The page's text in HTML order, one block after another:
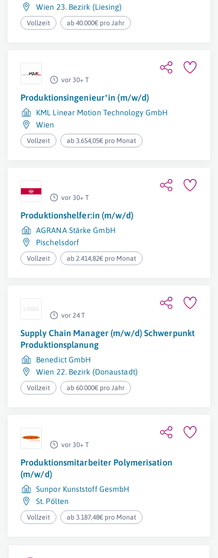
Wien 23. Bezirk (Liesing)
Vollzeit ab 40.000€ pro Jahr
vor 30+ T
Produktionsingenieur*in (m/w/d)
KML Linear Motion Technology GmbH
Wien
Vollzeit ab 3.654,05€ pro Monat
vor 30+ T
Produktionshelfer:in (m/w/d)
AGRANA Stärke GmbH
Pischelsdorf
Vollzeit ab 2.414,82€ pro Monat
vor 24 T
Supply Chain Manager (m/w/d) Schwerpunkt
Produktionsplanung
Benedict GmbH
Wien 22. Bezirk (Donaustadt)
Vollzeit ab 60.000€ pro Jahr
vor 30+ T
Produktionsmitarbeiter Polymerisation
(m/w/d)
Sunpor Kunststoff GesmbH
St. Pölten
Vollzeit ab 3.187,48€ pro Monat